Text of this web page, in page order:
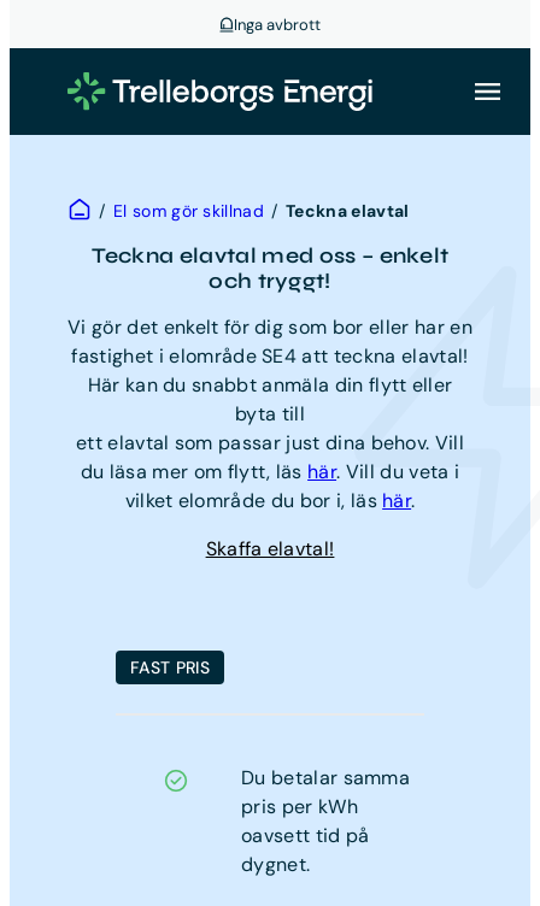
Inga avbrott
Hem/ El som gör skillnad / Teckna elavtal
Teckna elavtal med oss – enkelt
och tryggt!
Vi gör det enkelt för dig som bor eller har en
fastighet i elområde SE4 att teckna elavtal!
Här kan du snabbt anmäla din flytt eller
byta till
ett elavtal som passar just dina behov. Vill
du läsa mer om flytt, läs här. Vill du veta i
vilket elområde du bor i, läs här.
Skaffa elavtal!
FAST PRIS
Du betalar samma
pris per kWh
oavsett tid på
dygnet.